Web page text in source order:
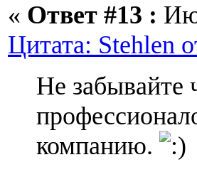
« Ответ #13 :
Цитата: Stehlen
Не забывайте
компанию.